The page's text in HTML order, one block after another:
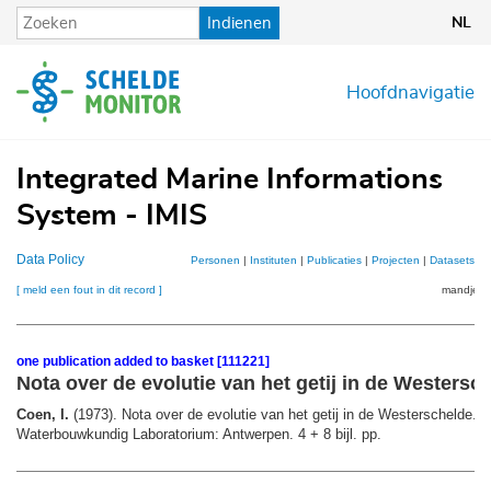
Overslaan
en
de
inhoud
Indienen NL
Hoofdnavigatie
Integrated Marine Informations
System - IMIS
Data Policy Personen | Instituten | Publicaties | Projecten | Datasets
[ meld een fout in dit record ] mandje
one publication added to basket [111221]
Nota over de evolutie van het getij in de
Coen, I. (1973). Nota over de evolutie van het getij in de Westerschelde.
Waterbouwkundig Laboratorium: Antwerpen. 4 + 8 bijl. pp.